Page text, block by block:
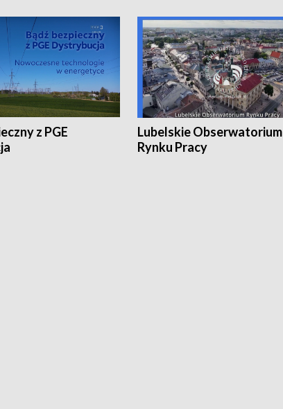
z PGE
Lubelskie Obserwatorium
Rynku Pracy